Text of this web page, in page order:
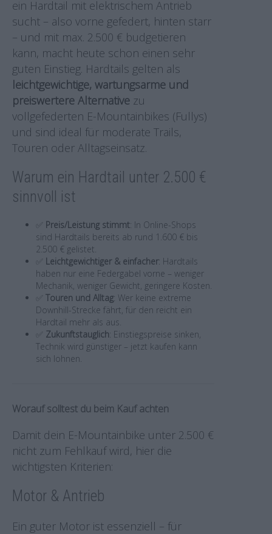
ein Hardtail mit elektrischem Antrieb
sucht – also vorne gefedert, hinten starr
– und mit max. 2.500 € budgetieren
kann, macht heute schon einen sehr
guten Einstieg. Hardtails gelten als
leichtgewichtige, wartungsarme und
preiswertere Alternative zu
vollgefederten E-Mountainbikes (Fullys)
und sind ideal für moderate Trails,
Touren oder Alltagseinsatz.
Warum ein Hardtail unter 2.500 €
sinnvoll ist
Preis/Leistung stimmt: In Online-Shops
sind Hardtails bereits ab rund 1.600 € bis
2.500 € gelistet.
Leichtgewichtiger & einfacher: Hardtails
haben nur eine Federgabel vorne – weniger
Mechanik, weniger Gewicht, geringere Kosten.
Touren und Alltag: Wer keine extreme
Downhill-Strecke fährt, für den reicht ein
Hardtail mehr als aus.
Zukunftstauglich: Einstiegspreise sinken,
Technik wird günstiger – jetzt kaufen kann
sich lohnen.
Worauf solltest du beim Kauf achten
Damit dein E-Mountainbike unter 2.500 €
nicht zum Fehlkauf wird, hier die
wichtigsten Kriterien:
Motor & Antrieb
Ein guter Motor ist essenziell – für